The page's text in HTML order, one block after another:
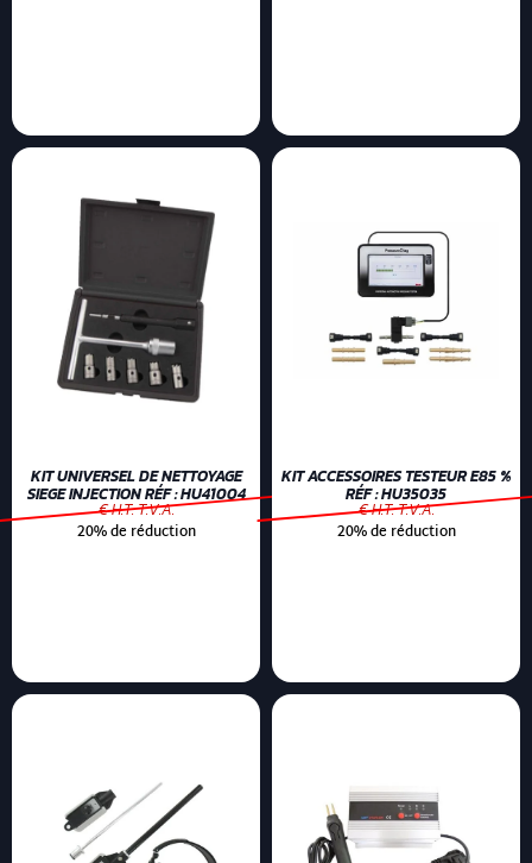
KIT UNIVERSEL DE NETTOYAGE
SIEGE INJECTION RÉF : HU41004
€ H.T. T.V.A.
20% de réduction
KIT ACCESSOIRES TESTEUR E85 %
RÉF : HU35035
€ H.T. T.V.A.
20% de réduction